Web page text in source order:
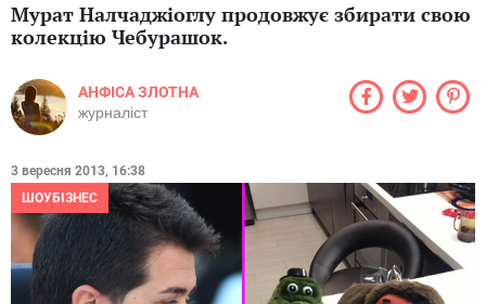
Мурат Налчаджіоглу продовжує збирати свою
колекцію Чебурашок.
АНФІСА ЗЛОТНА
журналіст
3 вересня 2013, 16:38
ШОУБІЗНЕС